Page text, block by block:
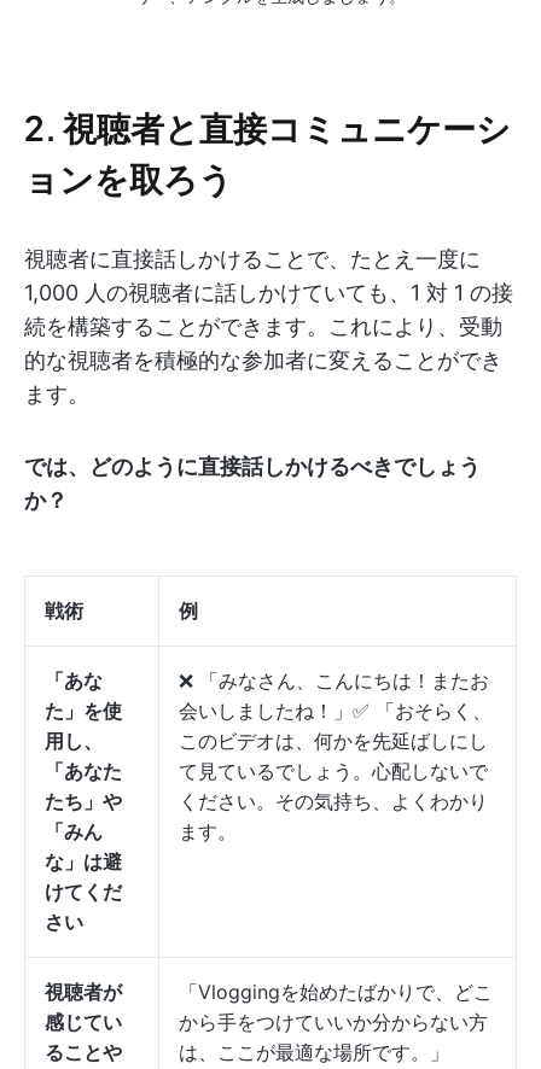
2. 視聴者と直接コミュニケーシ
ョンを取ろう
視聴者に直接話しかけることで、たとえ一度に
1,000 人の視聴者に話しかけていても、1 対 1 の接
続を構築することができます。これにより、受動
的な視聴者を積極的な参加者に変えることができ
ます。
では、どのように直接話しかけるべきでしょう
か？
戦術 例
「あな
た」を使
用し、
「あなた
たち」や
「みん
な」は避
けてくだ
さい
❌ 「みなさん、こんにちは！またお
会いしましたね！」✅ 「おそらく、
このビデオは、何かを先延ばしにし
て見ているでしょう。心配しないで
ください。その気持ち、よくわかり
ます。
視聴者が
感じてい
ることや
「Vloggingを始めたばかりで、どこ
から手をつけていいか分からない方
は、ここが最適な場所です。」